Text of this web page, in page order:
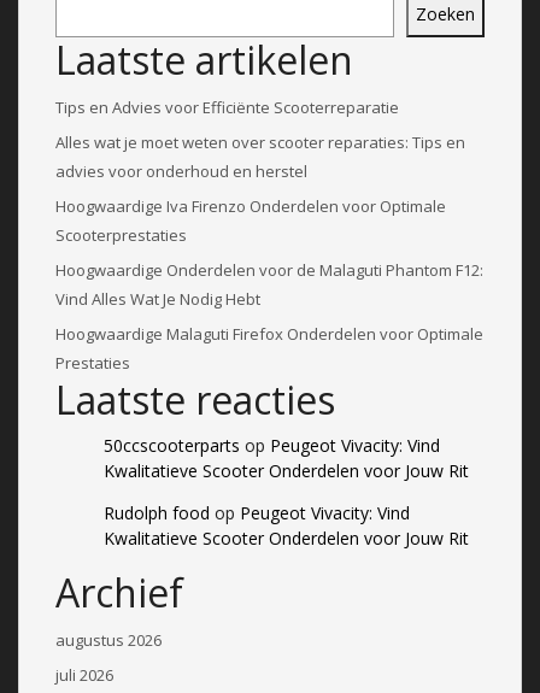
Zoeken
Laatste artikelen
Tips en Advies voor Efficiënte Scooterreparatie
Alles wat je moet weten over scooter reparaties: Tips en
advies voor onderhoud en herstel
Hoogwaardige Iva Firenzo Onderdelen voor Optimale
Scooterprestaties
Hoogwaardige Onderdelen voor de Malaguti Phantom F12:
Vind Alles Wat Je Nodig Hebt
Hoogwaardige Malaguti Firefox Onderdelen voor Optimale
Prestaties
Laatste reacties
50ccscooterparts op Peugeot Vivacity: Vind
Kwalitatieve Scooter Onderdelen voor Jouw Rit
Rudolph food op Peugeot Vivacity: Vind
Kwalitatieve Scooter Onderdelen voor Jouw Rit
Archief
augustus 2026
juli 2026